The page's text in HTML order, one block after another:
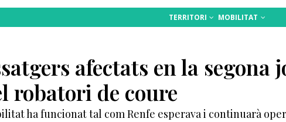
TERRITORI MOBILITAT
afectats en la segona
robatori de coure
ha funcionat tal com Renfe esperava i continuarà